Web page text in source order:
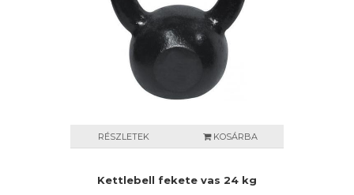
RÉSZLETEK KOSÁRBA
Kettlebell fekete vas 24 kg